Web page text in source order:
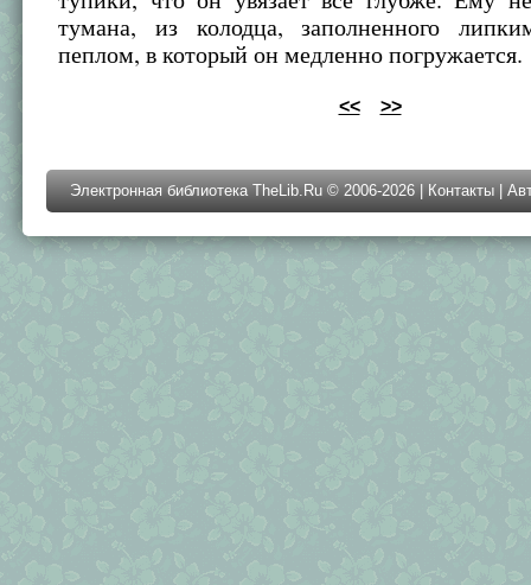
тумана, из колодца, заполненного
пеплом, в который он медленно погружается.
<< >>
Электронная библиотека TheLib.Ru © 2006-2026 | Контакты |